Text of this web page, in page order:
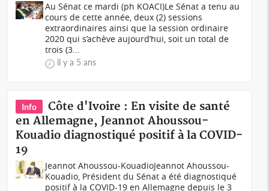
Au Sénat ce mardi (ph KOACI)Le Sénat a tenu au
cours de cette année, deux (2) sessions
extraordinaires ainsi que la session ordinaire
2020 qui s’achève aujourd’hui, soit un total de
trois (3...
il y a 5 ans
Info
Côte d'Ivoire : En visite de santé
en Allemagne, Jeannot Ahoussou-
Kouadio diagnostiqué positif à la COVID-
19
Jeannot Ahoussou-KouadioJeannot Ahoussou-
Kouadio, Président du Sénat a été diagnostiqué
positif à la COVID-19 en Allemagne depuis le 3